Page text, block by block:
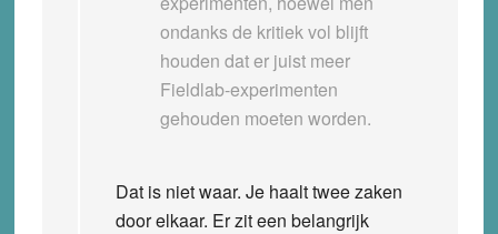
ondanks de kritiek vol blijft
houden dat er juist meer
Fieldlab-experimenten
gehouden moeten worden.
Dat is niet waar. Je haalt twee zaken
door elkaar. Er zit een belangrijk